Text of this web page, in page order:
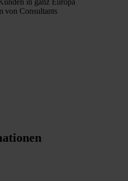
in ganz Europa
von Consultants